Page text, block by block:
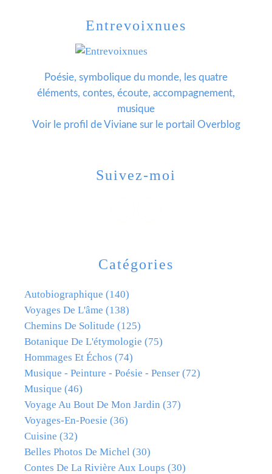
Catégories
Autobiographique (140)
Voyages De L'âme (138)
Chemins De Solitude (125)
Botanique De L'étymologie (75)
Hommages Et Échos (74)
Musique - Peinture - Poésie - Penser (72)
Musique (46)
Voyage Au Bout De Mon Jardin (37)
Voyages-En-Poesie (36)
Cuisine (32)
Belles Photos De Michel (30)
Contes De La Rivière Aux Loups (30)
Entrevoixnues
Poésie, symbolique du monde, les quatre
éléments, contes, écoute, accompagnement,
musique
Voir le profil deVivianesur le portail Overblog
Suivez-moi